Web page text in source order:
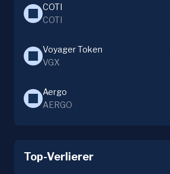
COTI
COTI
Voyager Token
VGX
Aergo
AERGO
Top-Verlierer